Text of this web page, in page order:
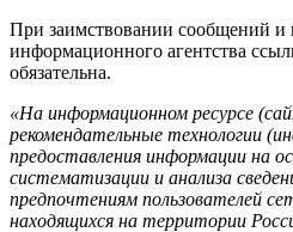
При заимствовании сообщений и
информационного агентства
обязательна.
«На информационном ресурсе
рекомендательные технологии
предоставления информации на
систематизации и анализа
предпочтениям пользователей
находящихся на территории